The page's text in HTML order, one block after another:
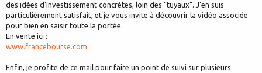
des idées d’investissement concrètes, loin des "tuyaux". J’en suis
particulièrement satisfait, et je vous invite à découvrir la vidéo associée
pour bien en saisir toute la portée.
En vente ici :
www.francebourse.com
Enfin, je profite de ce mail pour faire un point de suivi sur plusieurs